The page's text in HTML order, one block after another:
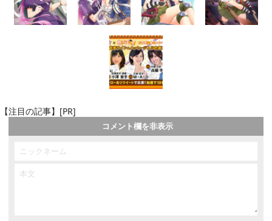
【注目の記事】[PR]
コメント欄を非表示